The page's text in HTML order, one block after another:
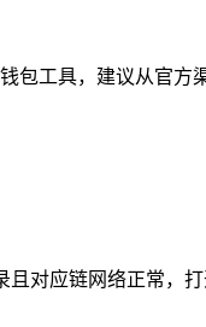
包工具，建议从官方
对应链网络正常，